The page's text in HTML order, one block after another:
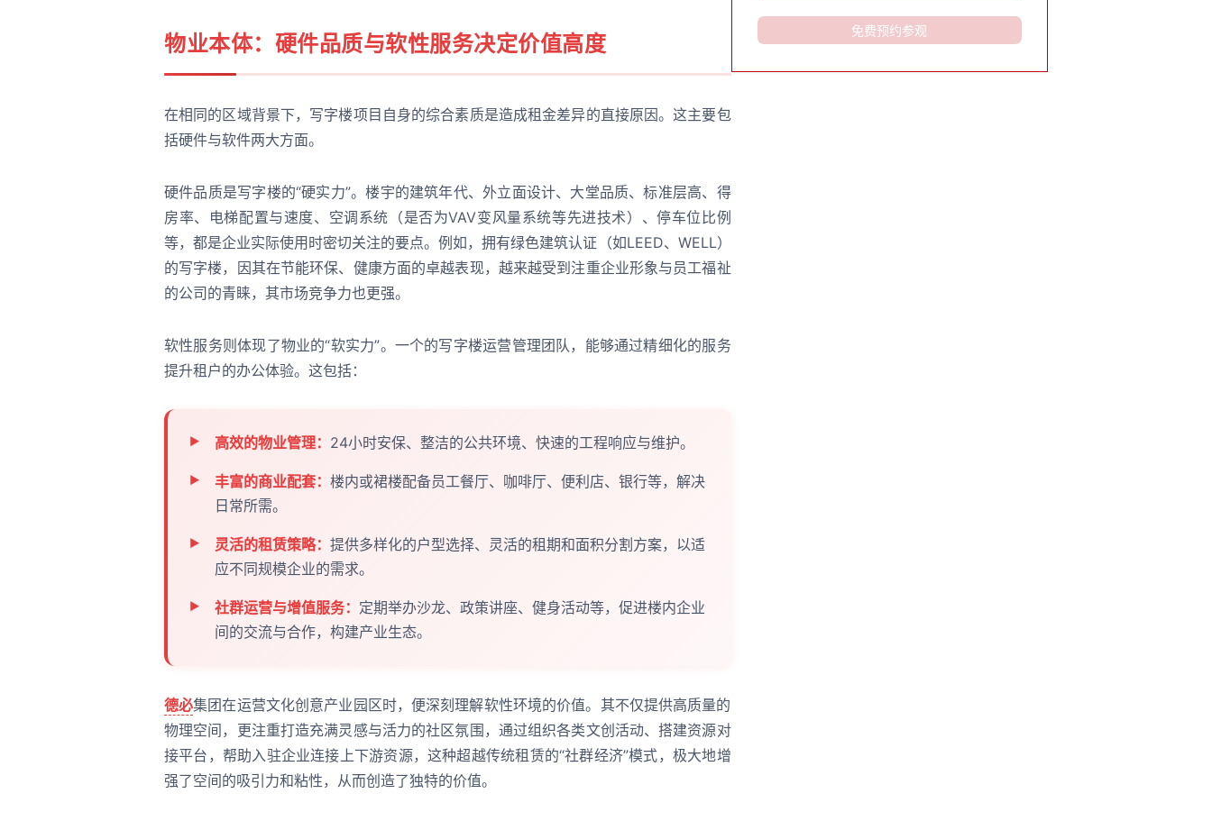
物业本体：硬件品质与软性服务决定价值高度
在相同的区域背景下，写字楼项目自身的综合素质是造成租金差异的直接原因。这主要包
括硬件与软件两大方面。
硬件品质是写字楼的“硬实力”。楼宇的建筑年代、外立面设计、大堂品质、标准层高、得
房率、电梯配置与速度、空调系统（是否为VAV变风量系统等先进技术）、停车位比例
等，都是企业实际使用时密切关注的要点。例如，拥有绿色建筑认证（如LEED、WELL）
的写字楼，因其在节能环保、健康方面的卓越表现，越来越受到注重企业形象与员工福祉
的公司的青睐，其市场竞争力也更强。
软性服务则体现了物业的“软实力”。一个的写字楼运营管理团队，能够通过精细化的服务
提升租户的办公体验。这包括：
高效的物业管理： 24小时安保、整洁的公共环境、快速的工程响应与维护。
丰富的商业配套： 楼内或裙楼配备员工餐厅、咖啡厅、便利店、银行等，解决
日常所需。
灵活的租赁策略： 提供多样化的户型选择、灵活的租期和面积分割方案，以适
应不同规模企业的需求。
社群运营与增值服务： 定期举办沙龙、政策讲座、健身活动等，促进楼内企业
间的交流与合作，构建产业生态。
德必集团在运营文化创意产业园区时，便深刻理解软性环境的价值。其不仅提供高质量的
物理空间，更注重打造充满灵感与活力的社区氛围，通过组织各类文创活动、搭建资源对
接平台，帮助入驻企业连接上下游资源，这种超越传统租赁的“社群经济”模式，极大地增
强了空间的吸引力和粘性，从而创造了独特的价值。
免费预约参观